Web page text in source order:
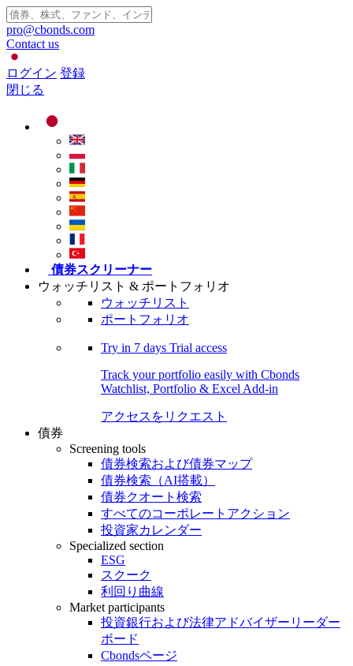
pro@cbonds.com
Contact us
ログイン 登録
閉じる
債券スクリーナー
ウォッチリスト & ポートフォリオ
ウォッチリスト
ポートフォリオ
Try in 7 days Trial access
Track your portfolio easily with Cbonds
Watchlist, Portfolio & Excel Add-in
アクセスをリクエスト
債券
Screening tools
債券検索および債券マップ
債券検索（AI搭載）
債券クオート検索
すべてのコーポレートアクション
投資家カレンダー
Specialized section
ESG
スクーク
利回り曲線
Market participants
投資銀行および法律アドバイザーリーダー
ボード
Cbondsページ